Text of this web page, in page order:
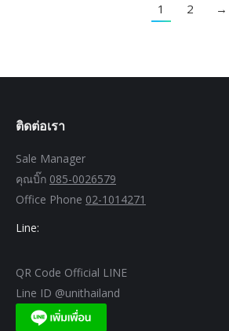
1 2 →
ติดต่อเรา
Sale Manager
คุณบิ๊ก 085-0026579
Office Phone 02-1014271
Line:
QR Code Official LINE
Line ID @unithailand